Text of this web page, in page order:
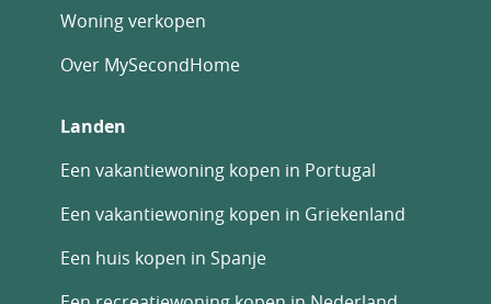
Woning verkopen
Over MySecondHome
Landen
Een vakantiewoning kopen in Portugal
Een vakantiewoning kopen in Griekenland
Een huis kopen in Spanje